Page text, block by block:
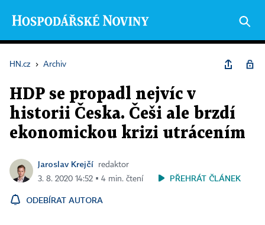
HN.cz › Archiv
HDP se propadl nejvíc v
historii Česka. Češi ale brzdí
ekonomickou krizi utrácením
Jaroslav Krejčí
redaktor
3. 8. 2020 14:52 ▪ 4 min. čtení
PŘEHRÁT ČLÁNEK
ODEBÍRAT AUTORA